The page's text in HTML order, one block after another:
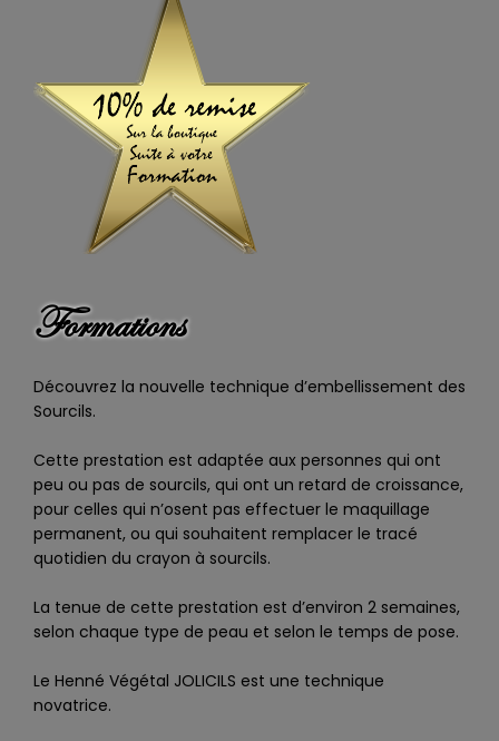
Formations
Découvrez la nouvelle technique d’embellissement des
Sourcils.
Cette prestation est adaptée aux personnes qui ont
peu ou pas de sourcils, qui ont un retard de croissance,
pour celles qui n’osent pas effectuer le maquillage
permanent, ou qui souhaitent remplacer le tracé
quotidien du crayon à sourcils.
La tenue de cette prestation est d’environ 2 semaines,
selon chaque type de peau et selon le temps de pose.
Le Henné Végétal JOLICILS est une technique
novatrice.